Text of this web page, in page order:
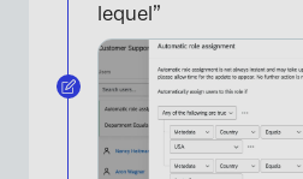
lequel”